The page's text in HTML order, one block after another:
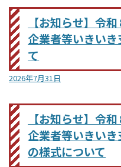
【お知らせ】令
企業者等いきい
て
2026年7月31日
【お知らせ】令
企業者等いきい
の様式について